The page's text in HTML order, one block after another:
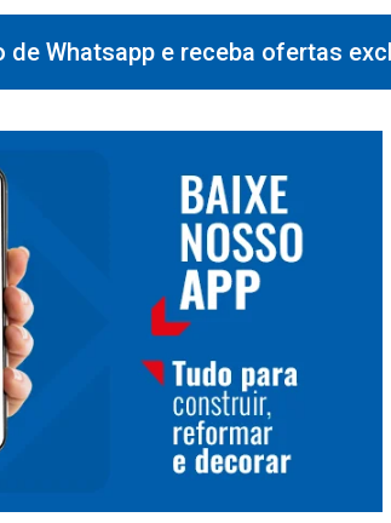
de Whatsapp e receba ofertas